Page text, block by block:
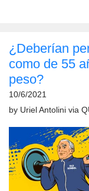
¿Deberían
como de 55
peso?
10/6/2021
by Uriel Antolini via